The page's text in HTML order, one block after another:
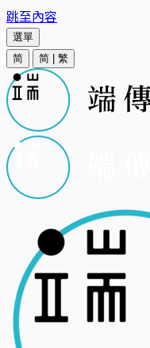
跳至內容
選單
简
简 繁